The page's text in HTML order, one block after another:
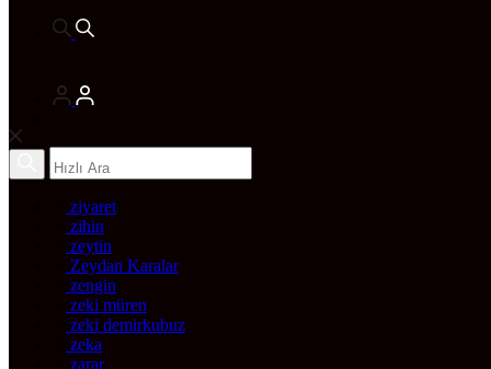
ziyaret
zihin
zeytin
Zeydan Karalar
zengin
zeki müren
zeki demirkubuz
zeka
zarar